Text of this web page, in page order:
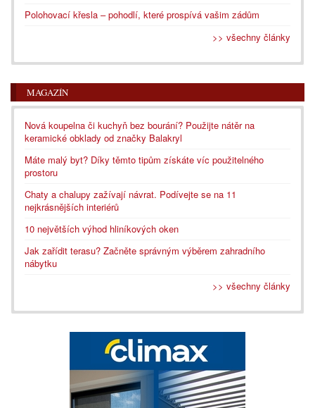
Polohovací křesla – pohodlí, které prospívá vašim zádům
>> všechny články
MAGAZÍN
Nová koupelna či kuchyň bez bourání? Použijte nátěr na
keramické obklady od značky Balakryl
Máte malý byt? Díky těmto tipům získáte víc použitelného
prostoru
Chaty a chalupy zažívají návrat. Podívejte se na 11
nejkrásnějších interiérů
10 největších výhod hliníkových oken
Jak zařídit terasu? Začněte správným výběrem zahradního
nábytku
>> všechny články